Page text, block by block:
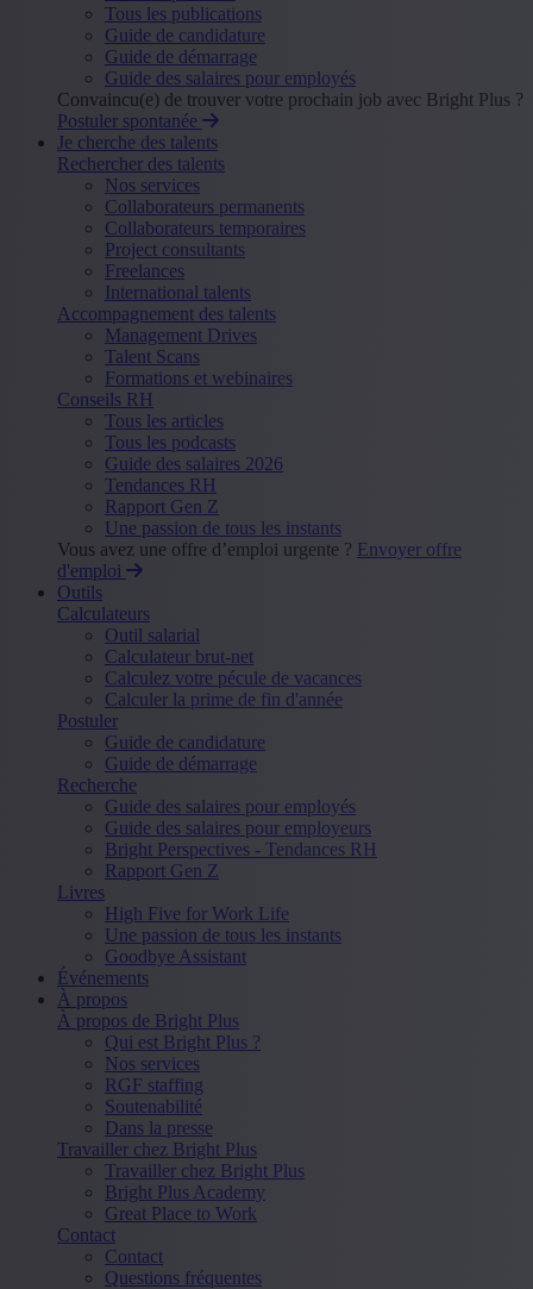
Tous les publications
Guide de candidature
Guide de démarrage
Guide des salaires pour employés
Convaincu(e) de trouver votre prochain job avec Bright Plus ?
Postuler spontanée
Je cherche des talents
Rechercher des talents
Nos services
Collaborateurs permanents
Collaborateurs temporaires
Project consultants
Freelances
International talents
Accompagnement des talents
Management Drives
Talent Scans
Formations et webinaires
Conseils RH
Tous les articles
Tous les podcasts
Guide des salaires 2026
Tendances RH
Rapport Gen Z
Une passion de tous les instants
Vous avez une offre d’emploi urgente ? Envoyer offre
d'emploi
Outils
Calculateurs
Outil salarial
Calculateur brut-net
Calculez votre pécule de vacances
Calculer la prime de fin d'année
Postuler
Guide de candidature
Guide de démarrage
Recherche
Guide des salaires pour employés
Guide des salaires pour employeurs
Bright Perspectives - Tendances RH
Rapport Gen Z
Livres
High Five for Work Life
Une passion de tous les instants
Goodbye Assistant
Événements
À propos
À propos de Bright Plus
Qui est Bright Plus ?
Nos services
RGF staffing
Soutenabilité
Dans la presse
Travailler chez Bright Plus
Travailler chez Bright Plus
Bright Plus Academy
Great Place to Work
Contact
Contact
Questions fréquentes